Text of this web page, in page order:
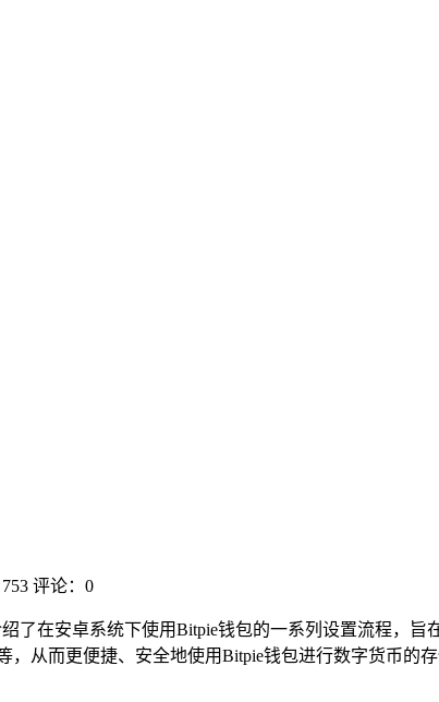
评论：0
了在安卓系统下使用Bitpie钱包的一系列设置流程，
从而更便捷、安全地使用Bitpie钱包进行数字货币的